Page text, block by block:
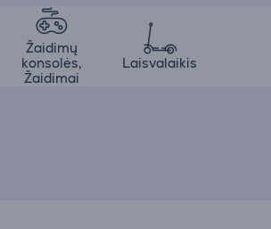
Žaidimų
konsolės,
Žaidimai
Laisvalaikis